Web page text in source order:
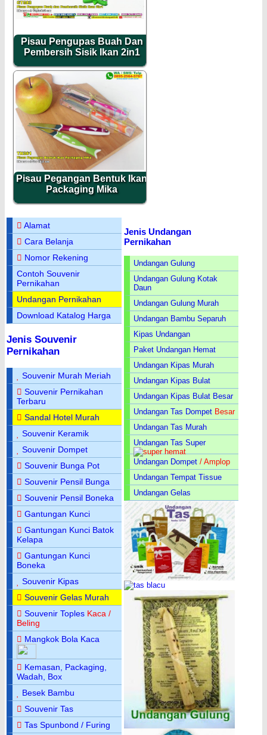
Pisau Pengupas Buah Dan
Pembersih Sisik Ikan 2in1
Pisau Pegangan Bentuk Ikan
Packaging Mika
Alamat
Cara Belanja
Nomor Rekening
Contoh Souvenir
Pernikahan
Undangan Pernikahan
Download Katalog Harga
Jenis Souvenir
Pernikahan
Souvenir Murah Meriah
Souvenir Pernikahan
Terbaru
Sandal Hotel Murah
Souvenir Keramik
Souvenir Dompet
Souvenir Bunga Pot
Souvenir Pensil Bunga
Souvenir Pensil Boneka
Gantungan Kunci
Gantungan Kunci Batok
Kelapa
Gantungan Kunci
Boneka
Souvenir Kipas
Souvenir Gelas Murah
Souvenir Toples Kaca /
Beling
Mangkok Bola Kaca
Kemasan, Packaging,
Wadah, Box
Besek Bambu
Souvenir Tas
Tas Spunbond / Furing
Jenis Undangan
Pernikahan
Undangan Gulung
Undangan Gulung Kotak
Daun
Undangan Gulung Murah
Undangan Bambu Separuh
Kipas Undangan
Paket Undangan Hemat
Undangan Kipas Murah
Undangan Kipas Bulat
Undangan Kipas Bulat Besar
Undangan Tas Dompet Besar
Undangan Tas Murah
Undangan Tas Super
Undangan Dompet / Amplop
Undangan Tempat Tissue
Undangan Gelas